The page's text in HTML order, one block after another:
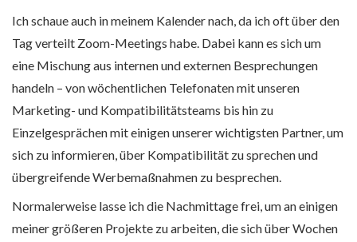
Ich schaue auch in meinem Kalender nach, da ich oft über den
Tag verteilt Zoom-Meetings habe. Dabei kann es sich um
eine Mischung aus internen und externen Besprechungen
handeln – von wöchentlichen Telefonaten mit unseren
Marketing- und Kompatibilitätsteams bis hin zu
Einzelgesprächen mit einigen unserer wichtigsten Partner, um
sich zu informieren, über Kompatibilität zu sprechen und
übergreifende Werbemaßnahmen zu besprechen.
Normalerweise lasse ich die Nachmittage frei, um an einigen
meiner größeren Projekte zu arbeiten, die sich über Wochen